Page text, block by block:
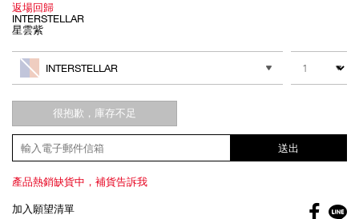
返場回歸
INTERSTELLAR
星雲紫
to
cart
options
Actions
其他色系
INTERSTELLAR
數量
很抱歉，庫存不足
送出
產品熱銷缺貨中，補貨告訴我
加入願望清單